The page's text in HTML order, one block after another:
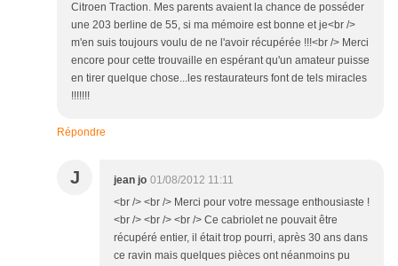
Citroen Traction. Mes parents avaient la chance de posséder
une 203 berline de 55, si ma mémoire est bonne et je<br />
m'en suis toujours voulu de ne l'avoir récupérée !!!<br /> Merci
encore pour cette trouvaille en espérant qu'un amateur puisse
en tirer quelque chose...les restaurateurs font de tels miracles
!!!!!!!
Répondre
J jean jo 01/08/2012 11:11
<br /> <br /> Merci pour votre message enthousiaste !
<br /> <br /> <br /> Ce cabriolet ne pouvait être
récupéré entier, il était trop pourri, après 30 ans dans
ce ravin mais quelques pièces ont néanmoins pu